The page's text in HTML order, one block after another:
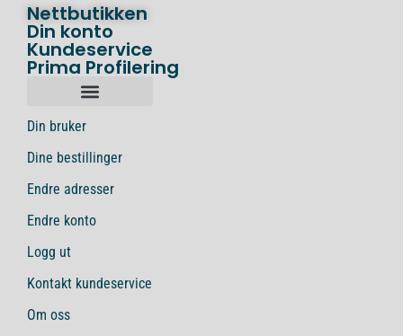
Nettbutikken
Din konto
Kundeservice
Prima Profilering
Din bruker
Dine bestillinger
Endre adresser
Endre konto
Logg ut
Kontakt kundeservice
Om oss